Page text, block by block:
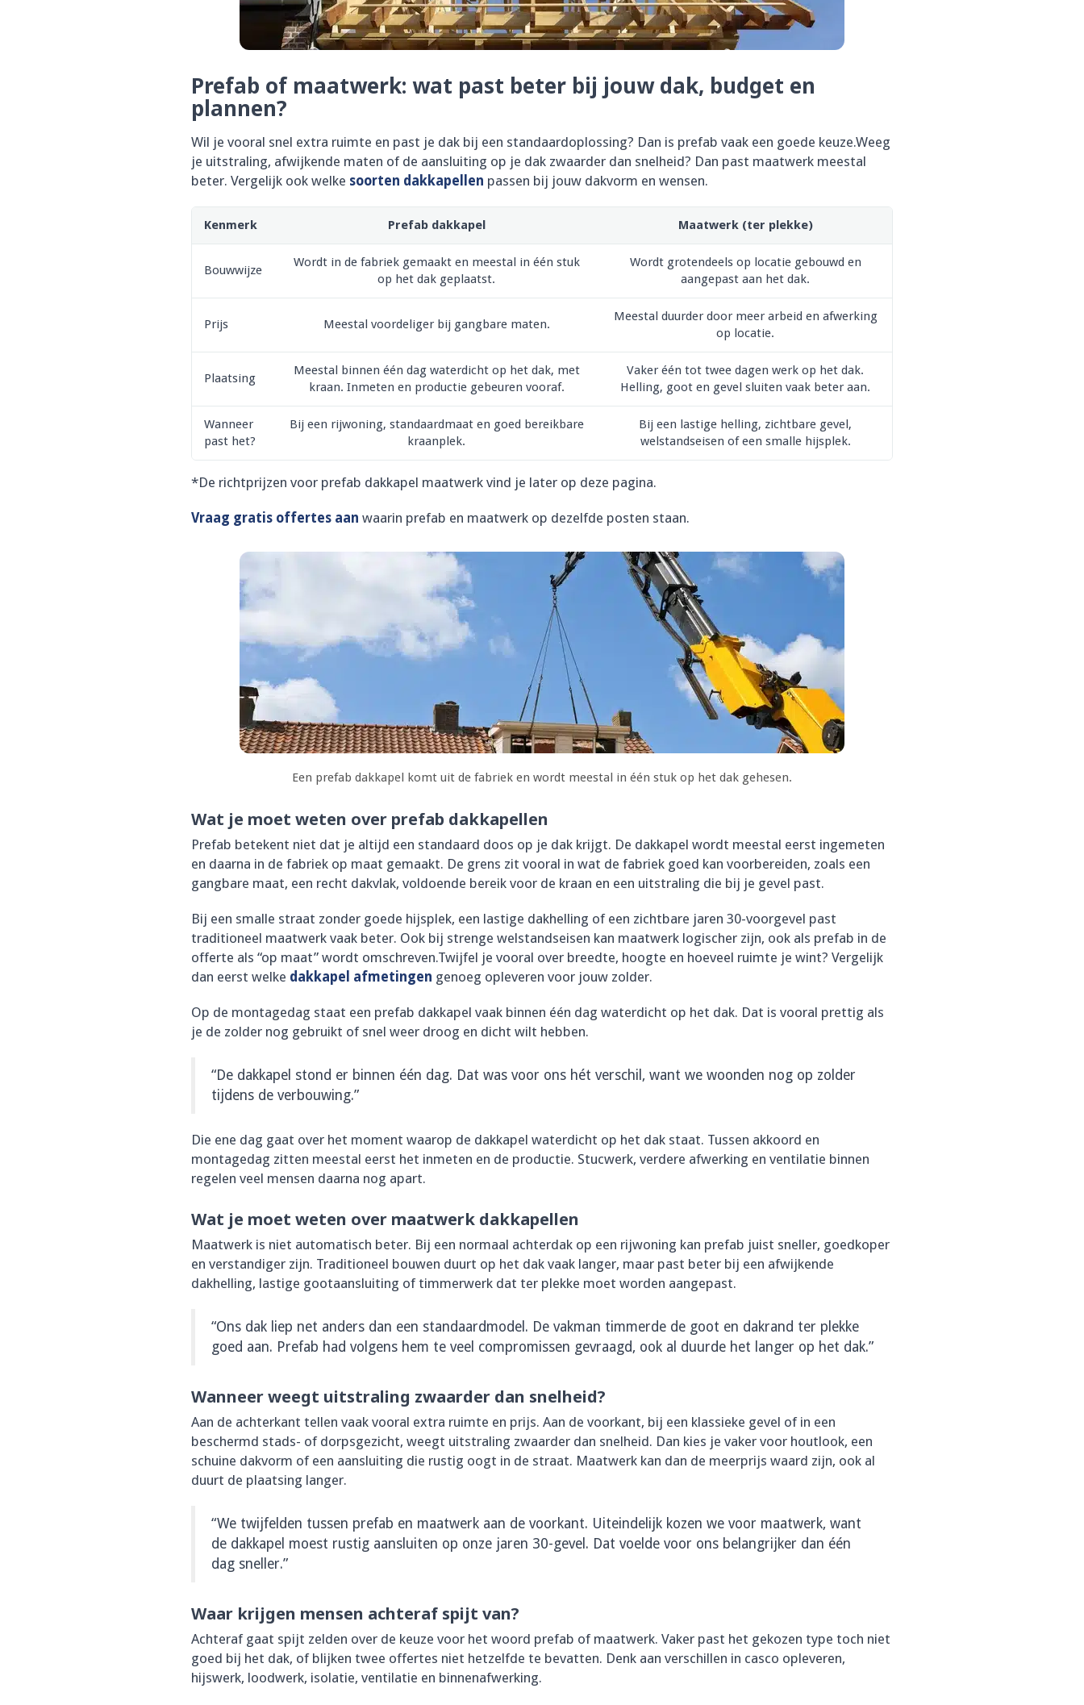
Prefab of maatwerk: wat past beter bij jouw dak, budget en
plannen?
Wil je vooral snel extra ruimte en past je dak bij een standaardoplossing? Dan is prefab vaak een goede keuze.Weeg
je uitstraling, afwijkende maten of de aansluiting op je dak zwaarder dan snelheid? Dan past maatwerk meestal
beter. Vergelijk ook welke soorten dakkapellen passen bij jouw dakvorm en wensen.
Kenmerk Prefab dakkapel Maatwerk (ter plekke)
Bouwwijze
Wordt in de fabriek gemaakt en meestal in één stuk
op het dak geplaatst.
Wordt grotendeels op locatie gebouwd en
aangepast aan het dak.
Prijs Meestal voordeliger bij gangbare maten.
Meestal duurder door meer arbeid en afwerking
op locatie.
Plaatsing
Meestal binnen één dag waterdicht op het dak, met
kraan. Inmeten en productie gebeuren vooraf.
Vaker één tot twee dagen werk op het dak.
Helling, goot en gevel sluiten vaak beter aan.
Wanneer
past het?
Bij een rijwoning, standaardmaat en goed bereikbare
kraanplek.
Bij een lastige helling, zichtbare gevel,
welstandseisen of een smalle hijsplek.
*De richtprijzen voor prefab dakkapel maatwerk vind je later op deze pagina.
Vraag gratis offertes aan waarin prefab en maatwerk op dezelfde posten staan.
Een prefab dakkapel komt uit de fabriek en wordt meestal in één stuk op het dak gehesen.
Wat je moet weten over prefab dakkapellen
Prefab betekent niet dat je altijd een standaard doos op je dak krijgt. De dakkapel wordt meestal eerst ingemeten
en daarna in de fabriek op maat gemaakt. De grens zit vooral in wat de fabriek goed kan voorbereiden, zoals een
gangbare maat, een recht dakvlak, voldoende bereik voor de kraan en een uitstraling die bij je gevel past.
Bij een smalle straat zonder goede hijsplek, een lastige dakhelling of een zichtbare jaren 30-voorgevel past
traditioneel maatwerk vaak beter. Ook bij strenge welstandseisen kan maatwerk logischer zijn, ook als prefab in de
offerte als “op maat” wordt omschreven.Twijfel je vooral over breedte, hoogte en hoeveel ruimte je wint? Vergelijk
dan eerst welke dakkapel afmetingen genoeg opleveren voor jouw zolder.
Op de montagedag staat een prefab dakkapel vaak binnen één dag waterdicht op het dak. Dat is vooral prettig als
je de zolder nog gebruikt of snel weer droog en dicht wilt hebben.
“De dakkapel stond er binnen één dag. Dat was voor ons hét verschil, want we woonden nog op zolder
tijdens de verbouwing.”
Die ene dag gaat over het moment waarop de dakkapel waterdicht op het dak staat. Tussen akkoord en
montagedag zitten meestal eerst het inmeten en de productie. Stucwerk, verdere afwerking en ventilatie binnen
regelen veel mensen daarna nog apart.
Wat je moet weten over maatwerk dakkapellen
Maatwerk is niet automatisch beter. Bij een normaal achterdak op een rijwoning kan prefab juist sneller, goedkoper
en verstandiger zijn. Traditioneel bouwen duurt op het dak vaak langer, maar past beter bij een afwijkende
dakhelling, lastige gootaansluiting of timmerwerk dat ter plekke moet worden aangepast.
“Ons dak liep net anders dan een standaardmodel. De vakman timmerde de goot en dakrand ter plekke
goed aan. Prefab had volgens hem te veel compromissen gevraagd, ook al duurde het langer op het dak.”
Wanneer weegt uitstraling zwaarder dan snelheid?
Aan de achterkant tellen vaak vooral extra ruimte en prijs. Aan de voorkant, bij een klassieke gevel of in een
beschermd stads- of dorpsgezicht, weegt uitstraling zwaarder dan snelheid. Dan kies je vaker voor houtlook, een
schuine dakvorm of een aansluiting die rustig oogt in de straat. Maatwerk kan dan de meerprijs waard zijn, ook al
duurt de plaatsing langer.
“We twijfelden tussen prefab en maatwerk aan de voorkant. Uiteindelijk kozen we voor maatwerk, want
de dakkapel moest rustig aansluiten op onze jaren 30-gevel. Dat voelde voor ons belangrijker dan één
dag sneller.”
Waar krijgen mensen achteraf spijt van?
Achteraf gaat spijt zelden over de keuze voor het woord prefab of maatwerk. Vaker past het gekozen type toch niet
goed bij het dak, of blijken twee offertes niet hetzelfde te bevatten. Denk aan verschillen in casco opleveren,
hijswerk, loodwerk, isolatie, ventilatie en binnenafwerking.